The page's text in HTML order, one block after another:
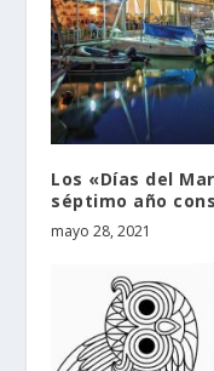
Los «Días del
séptimo año
mayo 28, 2021